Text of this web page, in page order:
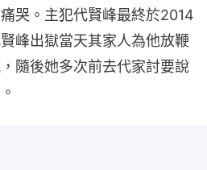
哭。主犯代賢峰最終於2014
峰出獄當天其家人為他放鞭
隨後她多次前去代家討要說